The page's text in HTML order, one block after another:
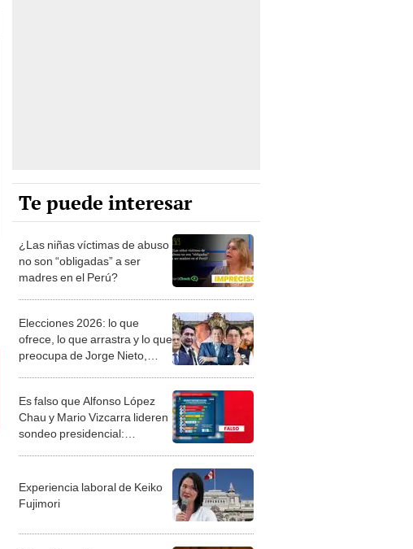
Te puede interesar
¿Las niñas víctimas de abuso
no son “obligadas” a ser
madres en el Perú?
Elecciones 2026: lo que
ofrece, lo que arrastra y lo que
preocupa de Jorge Nieto,
Es falso que Alfonso López
Chau y Mario Vizcarra lideren
sondeo presidencial:
Experiencia laboral de Keiko
Fujimori